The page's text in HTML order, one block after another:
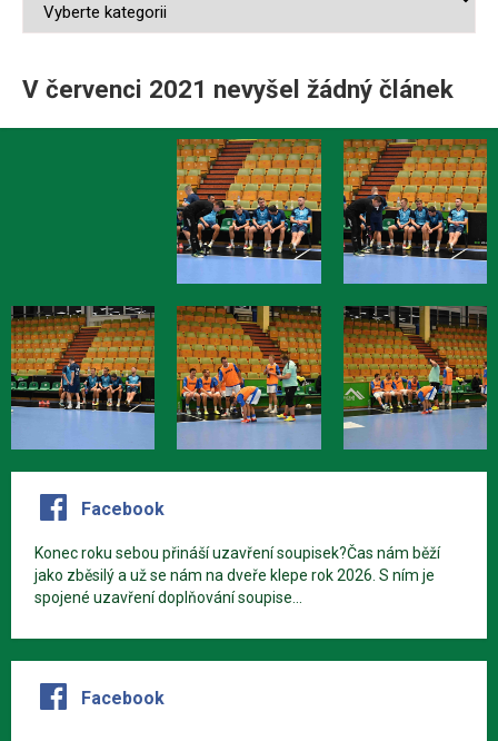
V červenci 2021 nevyšel žádný článek
Facebook
Konec roku sebou přináší uzavření soupisek?Čas nám běží
jako zběsilý a už se nám na dveře klepe rok 2026. S ním je
spojené uzavření doplňování soupise...
Facebook